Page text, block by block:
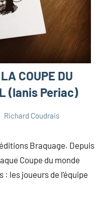
COUPE DU
(Ianis Periac)
Richard Coudrais
Braquage. Depuis
Coupe du monde
les joueurs de l’équipe